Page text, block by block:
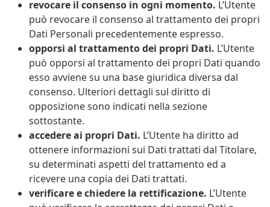
revocare il consenso in ogni momento. L’Utente
può revocare il consenso al trattamento dei propri
Dati Personali precedentemente espresso.
opporsi al trattamento dei propri Dati. L’Utente
può opporsi al trattamento dei propri Dati quando
esso avviene su una base giuridica diversa dal
consenso. Ulteriori dettagli sul diritto di
opposizione sono indicati nella sezione
sottostante.
accedere ai propri Dati. L’Utente ha diritto ad
ottenere informazioni sui Dati trattati dal Titolare,
su determinati aspetti del trattamento ed a
ricevere una copia dei Dati trattati.
verificare e chiedere la rettificazione. L’Utente